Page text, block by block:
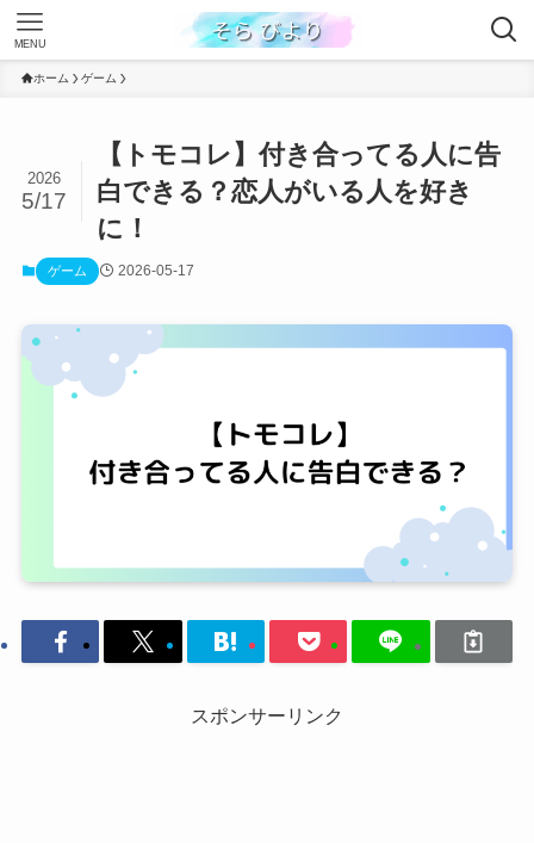
MENU
ホーム ゲーム
【トモコレ】付き合ってる人に告
白できる？恋人がいる人を好き
に！
2026
5/17
ゲーム 2026-05-17
スポンサーリンク